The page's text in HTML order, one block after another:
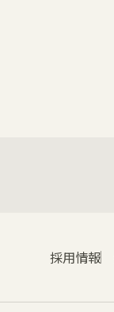
採用情報